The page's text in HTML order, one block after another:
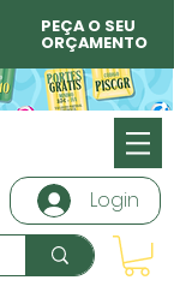
PEÇA O SEU
ORÇAMENTO
Login